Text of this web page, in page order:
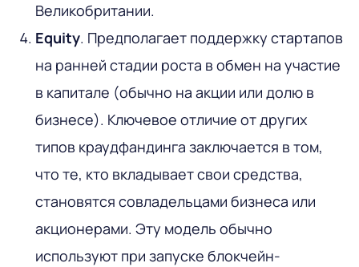
Великобритании.
Equity. Предполагает поддержку стартапов
на ранней стадии роста в обмен на участие
в капитале (обычно на акции или долю в
бизнесе). Ключевое отличие от других
типов краудфандинга заключается в том,
что те, кто вкладывает свои средства,
становятся совладельцами бизнеса или
акционерами. Эту модель обычно
используют при запуске блокчейн-